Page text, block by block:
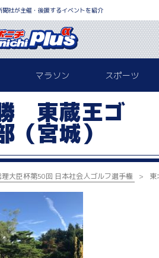
聞社が主催・後援するイベントを紹介
マラソン スポーツ
東蔵王ゴ
（宮城）
理大臣杯第50回 日本社会人ゴルフ選手権